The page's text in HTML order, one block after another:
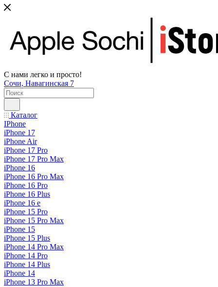
С нами легко и просто!
Сочи, Навагинская 7
Каталог
IPhone
iPhone 17
iPhone Air
iPhone 17 Pro
iPhone 17 Pro Max
iPhone 16
iPhone 16 Pro Max
iPhone 16 Pro
iPhone 16 Plus
iPhone 16 e
iPhone 15 Pro
iPhone 15 Pro Max
iPhone 15
iPhone 15 Plus
iPhone 14 Pro Max
iPhone 14 Pro
iPhone 14 Plus
iPhone 14
iPhone 13 Pro Max